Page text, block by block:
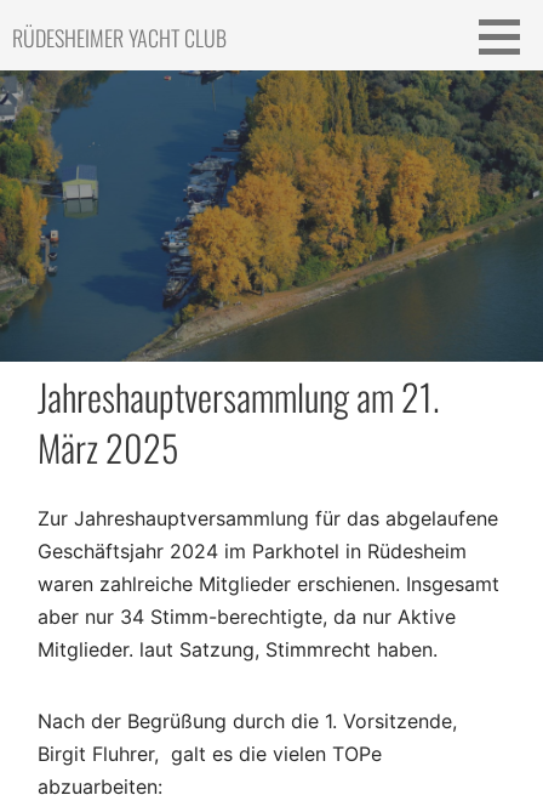
content
RÜDESHEIMER YACHT CLUB
Jahreshauptversammlung am 21.
März 2025
Zur Jahreshauptversammlung für das abgelaufene
Geschäftsjahr 2024 im Parkhotel in Rüdesheim
waren zahlreiche Mitglieder erschienen. Insgesamt
aber nur 34 Stimm-berechtigte, da nur Aktive
Mitglieder. laut Satzung, Stimmrecht haben.
Nach der Begrüßung durch die 1. Vorsitzende,
Birgit Fluhrer, galt es die vielen TOPe
abzuarbeiten: